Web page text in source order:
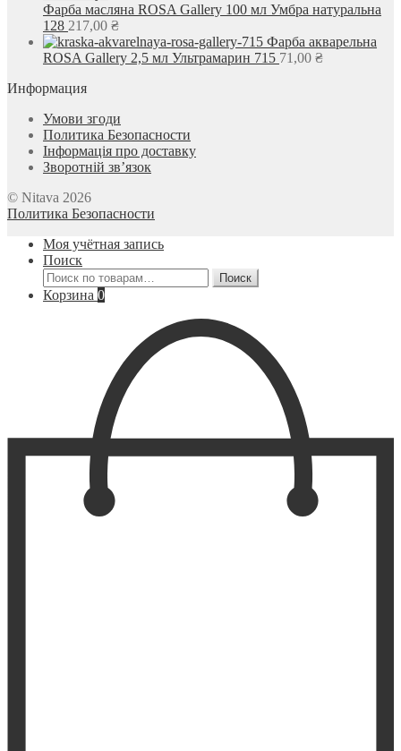
Фарба масляна ROSA Gallery 100 мл Умбра натуральна
128 217,00 ₴
Фарба акварельна
ROSA Gallery 2,5 мл Ультрамарин 715 71,00 ₴
Информация
Умови згоди
Политика Безопасности
Інформація про доставку
Зворотній зв’язок
© Nitava 2026
Политика Безопасности
Моя учётная запись
Поиск
Искать:
Поиск
Корзина 0